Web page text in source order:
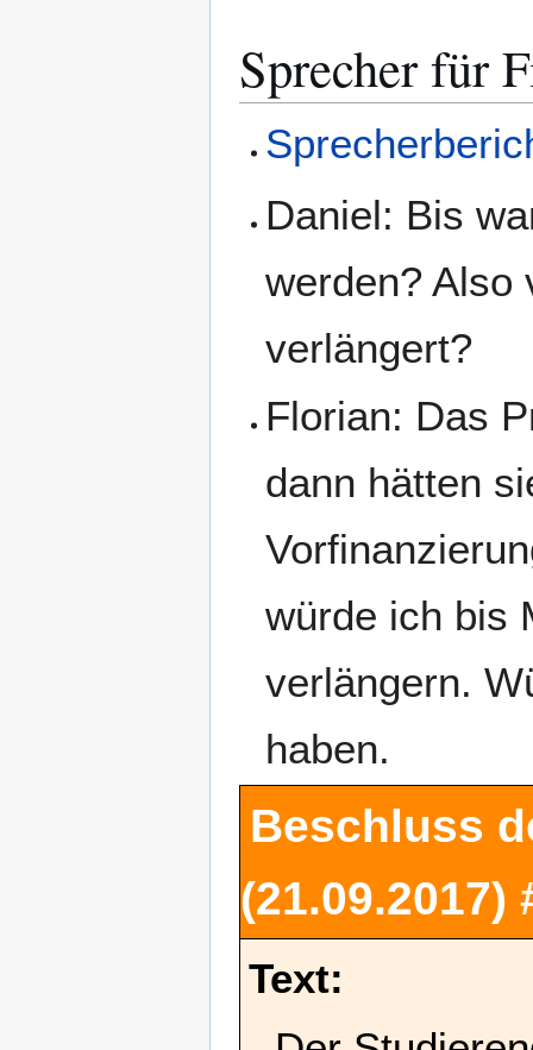
Sprecher für
Daniel: Bis
werden? Also
verlängert?
Florian: Das
dann hätten
würde ich bis
verlängern.
haben.
Beschluss
Text: